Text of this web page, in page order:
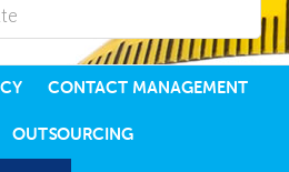
CONTACT MANAGEMENT
OUTSOURCING